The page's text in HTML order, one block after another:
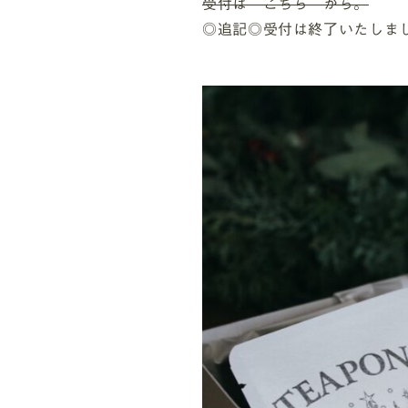
◎追記◎受付は終了いたしま